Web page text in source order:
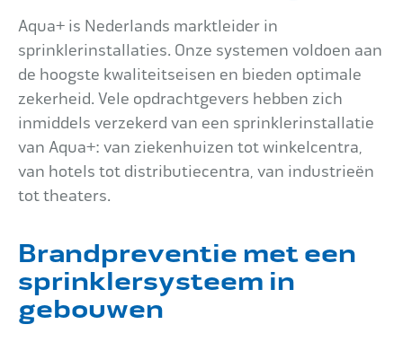
Impact
Onderhoud
Mijn Aqua+
Contact
Aqua+ is Nederlands marktleider in
sprinklerinstallaties. Onze systemen voldoen aan
de hoogste kwaliteitseisen en bieden optimale
zekerheid. Vele opdrachtgevers hebben zich
inmiddels verzekerd van een sprinklerinstallatie
van Aqua+: van ziekenhuizen tot winkelcentra,
van hotels tot distributiecentra, van industrieën
tot theaters.
Brandpreventie met een
sprinklersysteem in
gebouwen